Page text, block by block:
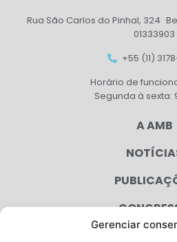
Gerenciar
Rua São Carlos do Pinhal, 324
01333903
+55 (11)
Horário de
Segunda à sexta:
A AMB